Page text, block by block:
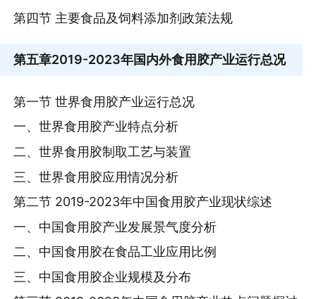
第四节 主要食品及饲料添加剂政策法规
第五章2019-2023年国内外食用胶产业运行总况
第一节 世界食用胶产业运行总况
一、世界食用胶产业特点分析
二、世界食用胶制取工艺与装置
三、世界食用胶应用情况分析
第二节 2019-2023年中国食用胶产业现状综述
一、中国食用胶产业发展景气度分析
二、中国食用胶在食品工业应用比例
三、中国食用胶企业规模及分布